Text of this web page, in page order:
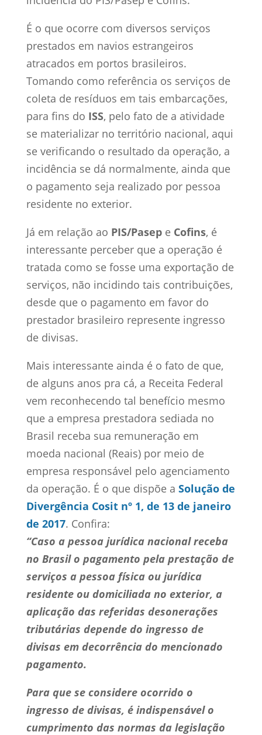
É o que ocorre com diversos serviços
prestados em navios estrangeiros
atracados em portos brasileiros.
Tomando como referência os serviços de
coleta de resíduos em tais embarcações,
para fins do ISS, pelo fato de a atividade
se materializar no território nacional, aqui
se verificando o resultado da operação, a
incidência se dá normalmente, ainda que
o pagamento seja realizado por pessoa
residente no exterior.
Já em relação ao PIS/Pasep eCofins, é
interessante perceber que a operação é
tratada como se fosse uma exportação de
serviços, não incidindo tais contribuições,
desde que o pagamento em favor do
prestador brasileiro represente ingresso
de divisas.
Mais interessante ainda é o fato de que,
de alguns anos pra cá, a Receita Federal
vem reconhecendo tal benefício mesmo
que a empresa prestadora sediada no
Brasil receba sua remuneração em
moeda nacional (Reais) por meio de
empresa responsável pelo agenciamento
da operação. É o que dispõe a Solução de
Divergência Cosit nº 1, de 13 de janeiro
de 2017. Confira:
“Caso a pessoa jurídica nacional receba
no Brasil o pagamento pela prestação de
serviços a pessoa física ou jurídica
residente ou domiciliada no exterior, a
aplicação das referidas desonerações
tributárias depende do ingresso de
divisas em decorrência do mencionado
pagamento.
Para que se considere ocorrido o
ingresso de divisas, é indispensável o
cumprimento das normas da legislação